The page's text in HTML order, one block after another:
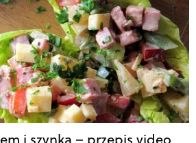
i szynką – przepis video